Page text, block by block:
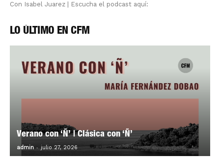
Con Isabel Juarez | Escucha el podcast aquí:
LO ÚLTIMO EN CFM
Verano con ‘Ñ’ | Clásica con ‘Ñ’
admin - julio 27, 2026 0